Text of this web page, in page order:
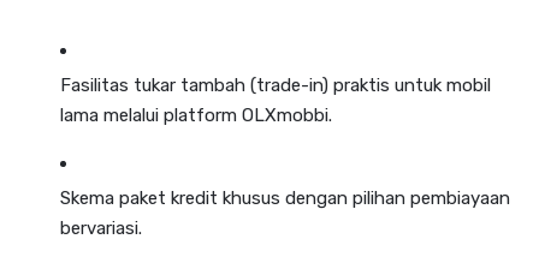
Fasilitas tukar tambah (trade-in) praktis untuk mobil
lama melalui platform OLXmobbi.
Skema paket kredit khusus dengan pilihan pembiayaan
bervariasi.